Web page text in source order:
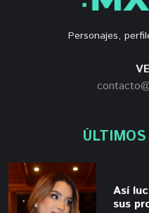
Personajes,
Así
sus